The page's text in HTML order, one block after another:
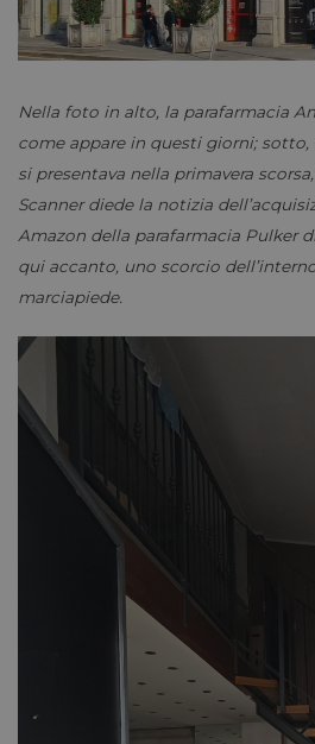
Nella foto in alto, la parafarmacia
come appare in questi giorni; sotto,
si presentava nella primavera
Scanner diede la notizia
Amazon della parafarmacia Pulker
qui accanto, uno scorcio
marciapiede.